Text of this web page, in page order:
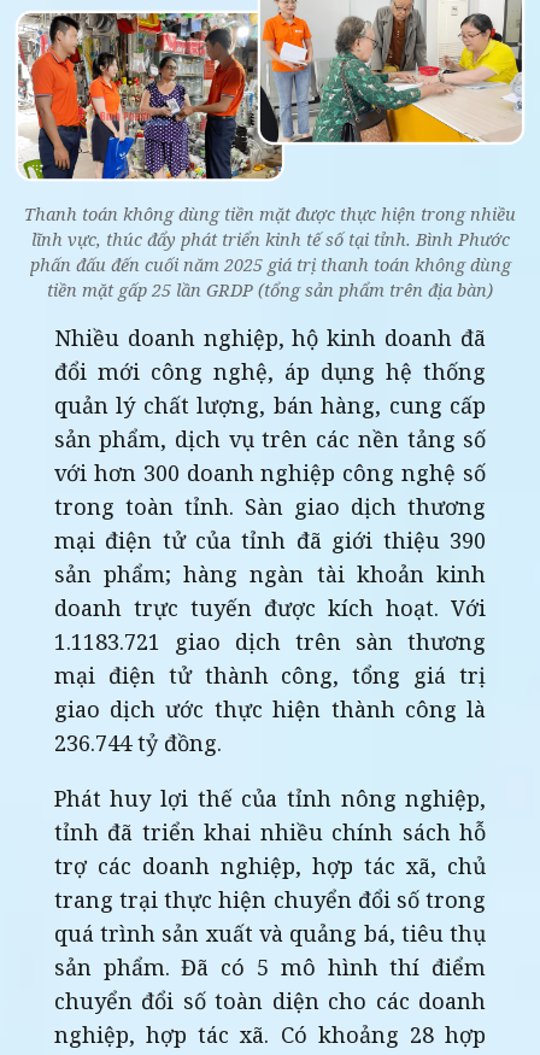
Thanh toán không dùng tiền mặt được thực hiện trong nhiều
lĩnh vực, thúc đẩy phát triển kinh tế số tại tỉnh. Bình Phước
phấn đấu đến cuối năm 2025 giá trị thanh toán không dùng
tiền mặt gấp 25 lần GRDP (tổng sản phẩm trên địa bàn)
Nhiều doanh nghiệp, hộ kinh doanh đã
đổi mới công nghệ, áp dụng hệ thống
quản lý chất lượng, bán hàng, cung cấp
sản phẩm, dịch vụ trên các nền tảng số
với hơn 300 doanh nghiệp công nghệ số
trong toàn tỉnh. Sàn giao dịch thương
mại điện tử của tỉnh đã giới thiệu 390
sản phẩm; hàng ngàn tài khoản kinh
doanh trực tuyến được kích hoạt. Với
1.1183.721 giao dịch trên sàn thương
mại điện tử thành công, tổng giá trị
giao dịch ước thực hiện thành công là
236.744 tỷ đồng.
Phát huy lợi thế của tỉnh nông nghiệp,
tỉnh đã triển khai nhiều chính sách hỗ
trợ các doanh nghiệp, hợp tác xã, chủ
trang trại thực hiện chuyển đổi số trong
quá trình sản xuất và quảng bá, tiêu thụ
sản phẩm. Đã có 5 mô hình thí điểm
chuyển đổi số toàn diện cho các doanh
nghiệp, hợp tác xã. Có khoảng 28 hợp